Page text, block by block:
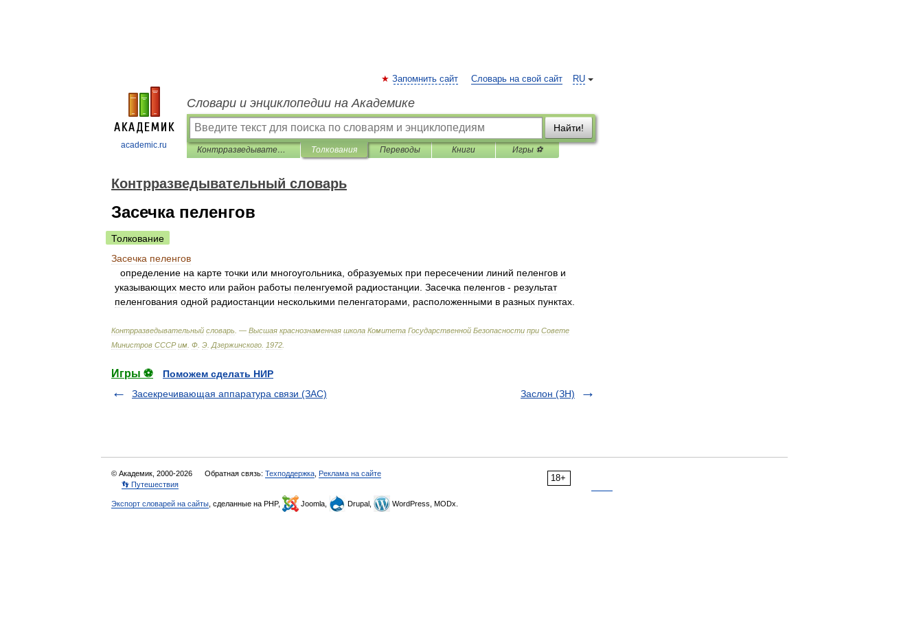
academic.ru
RU
Запомнить сайт Словарь на свой сайт
Словари и энциклопедии на Академике
Найти!
Контрразведывательный словарь Толкования Переводы Книги Игры ⚽
Контрразведывательный словарь
Засечка пеленгов
Толкование
Засечка пеленгов
определение на карте точки или многоугольника образуемых при пересечении линий пеленгов и
указывающих место или район работы пеленгуемой радиостанции Засечка пеленгов - результат
пеленгования одной радиостанции несколькими пеленгаторами расположенными в разных пунктах
Контрразведывательный словарь . — Высшая краснознаменная школа Комитета Государственной Безопасности при Совете
Министров СССР им Ф Э Дзержинского 1972
Игры ⚽
Поможем сделать НИР
Засекречивающая аппаратура связи (ЗАС)
Заслон (ЗН)
18+
© Академик, 2000-2026 Обратная связь: Техподдержка Реклама на сайте
👣 Путешествия
Экспорт словарей на сайты , сделанные на PHP, Joomla, Drupal, WordPress, MODx.